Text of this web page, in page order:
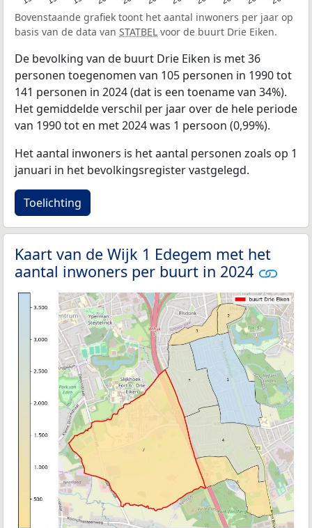
Bovenstaande grafiek toont het aantal inwoners per jaar op
basis van de data van STATBEL voor de buurt Drie Eiken.
De bevolking van de buurt Drie Eiken is met 36
personen toegenomen van 105 personen in 1990 tot
141 personen in 2024 (dat is een toename van 34%).
Het gemiddelde verschil per jaar over de hele periode
van 1990 tot en met 2024 was 1 persoon (0,99%).
Het aantal inwoners is het aantal personen zoals op 1
januari in het bevolkingsregister vastgelegd.
Toelichting
Kaart van de Wijk 1 Edegem met het
aantal inwoners per buurt in 2024